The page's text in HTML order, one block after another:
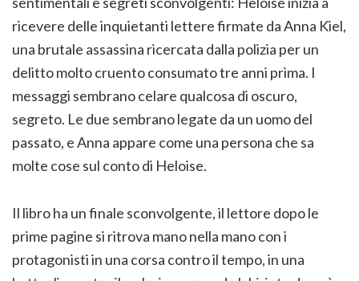
ricevere delle inquietanti lettere firmate da Anna Kiel,
una brutale assassina ricercata dalla polizia per un
delitto molto cruento consumato tre anni prima. I
messaggi sembrano celare qualcosa di oscuro,
segreto. Le due sembrano legate da un uomo del
passato, e Anna appare come una persona che sa
molte cose sul conto di Heloise.
Il libro ha un finale sconvolgente, il lettore dopo le
prime pagine si ritrova mano nella mano con i
protagonisti in una corsa contro il tempo, in una